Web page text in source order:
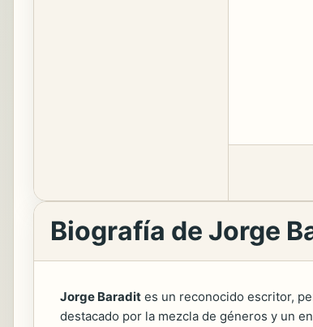
Biografía de Jorge
Jorge Baradit es un reconocido escritor,
destacado por la mezcla de géneros y un